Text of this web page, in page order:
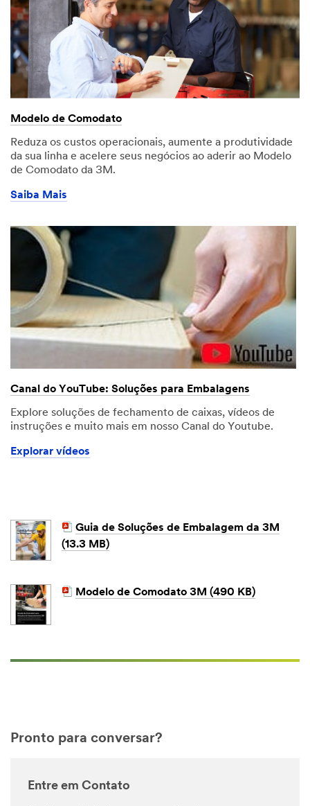
Modelo de Comodato
Reduza os custos operacionais, aumente a produtividade
da sua linha e acelere seus negócios ao aderir ao Modelo
de Comodato da 3M.
Saiba Mais
Canal do YouTube: Soluções para Embalagens
Explore soluções de fechamento de caixas, vídeos de
instruções e muito mais em nosso Canal do Youtube.
Explorar vídeos
Guia de Soluções de Embalagem da 3M
(13.3 MB)
Modelo de Comodato 3M (490 KB)
Pronto para conversar?
Entre em Contato